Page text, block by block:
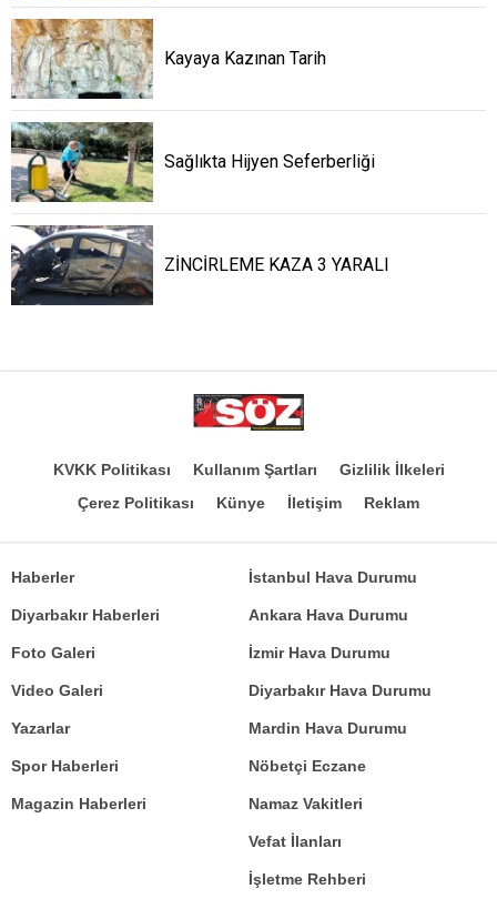
Kayaya Kazınan Tarih
Sağlıkta Hijyen Seferberliği
ZİNCİRLEME KAZA 3 YARALI
KVKK Politikası Kullanım Şartları
Gizlilik İlkeleri
Çerez Politikası
Künye İletişim Reklam
Haberler
Diyarbakır Haberleri
Foto Galeri
Video Galeri
Yazarlar
İstanbul Hava Durumu
Ankara Hava Durumu
İzmir Hava Durumu
Diyarbakır Hava Durumu
Mardin Hava Durumu
Spor Haberleri
Magazin Haberleri
Nöbetçi Eczane
Namaz Vakitleri
Vefat İlanları
İşletme Rehberi